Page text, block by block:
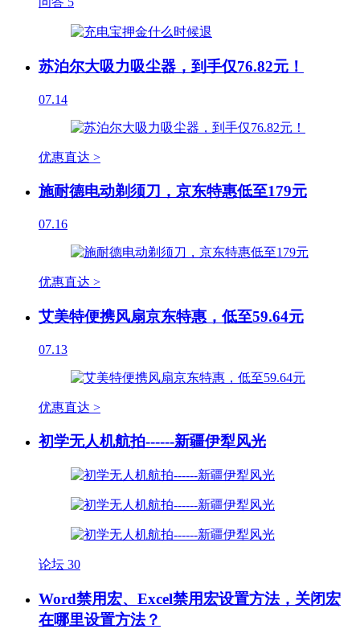
苏泊尔大吸力吸尘器，到手仅76.82元！
07.14
优惠直达 >
施耐德电动剃须刀，京东特惠低至179元
07.16
优惠直达 >
艾美特便携风扇京东特惠，低至59.64元
07.13
优惠直达 >
初学无人机航拍------新疆伊犁风光
论坛 30
Word禁用宏、Excel禁用宏设置方法，关闭宏
在哪里设置方法？